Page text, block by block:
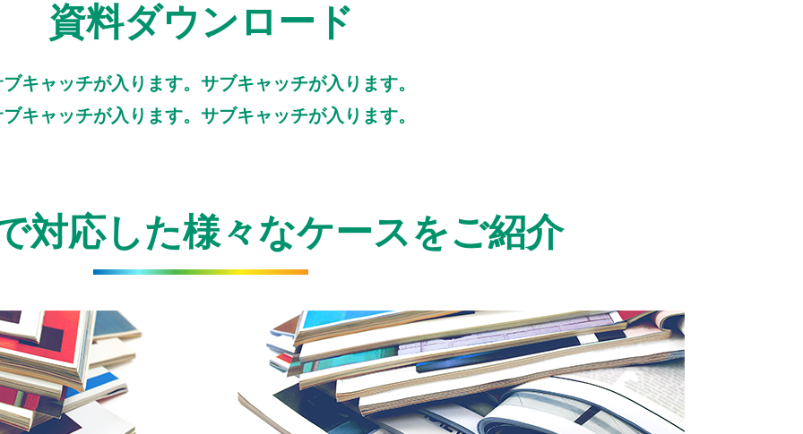
資料ダウンロード
キャッチが入ります。サブキャッチが入ります。
キャッチが入ります。サブキャッチが入ります。
対応した様々なケースをご紹介